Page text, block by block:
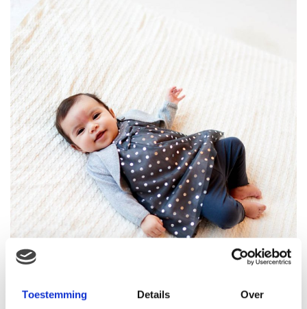
Toestemming Details Over
Voor de boys